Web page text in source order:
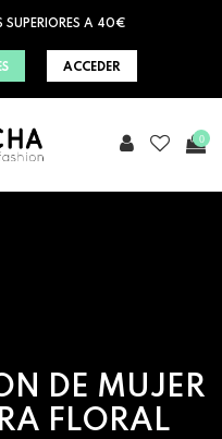
SUPERIORES A 40€
ACCEDER
0
DE MUJER
FLORAL